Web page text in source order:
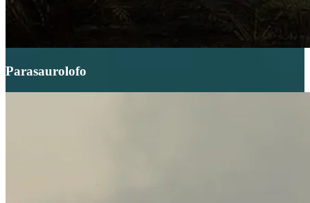
Parasaurolofo